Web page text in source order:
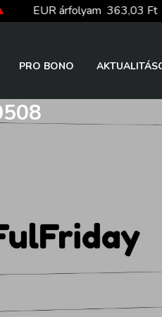
árfolyam 363,03 Ft 0,2 %
PRO BONO